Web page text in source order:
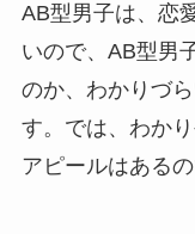
AB型男子は、恋
いので、AB型男
のか、わかりづ
す。では、わか
アピールはある